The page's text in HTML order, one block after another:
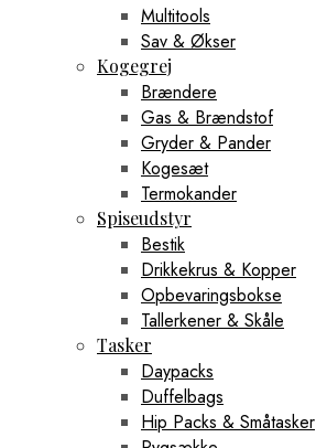
Multitools
Sav & Økser
Kogegrej
Brændere
Gas & Brændstof
Gryder & Pander
Kogesæt
Termokander
Spiseudstyr
Bestik
Drikkekrus & Kopper
Opbevaringsbokse
Tallerkener & Skåle
Tasker
Daypacks
Duffelbags
Hip Packs & Småtasker